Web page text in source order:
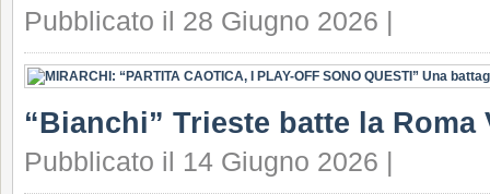
Pubblicato il 28 Giugno 2026 |
“Bianchi” Trieste batte la Roma
Pubblicato il 14 Giugno 2026 |